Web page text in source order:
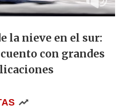
la nieve en el sur:
con grandes